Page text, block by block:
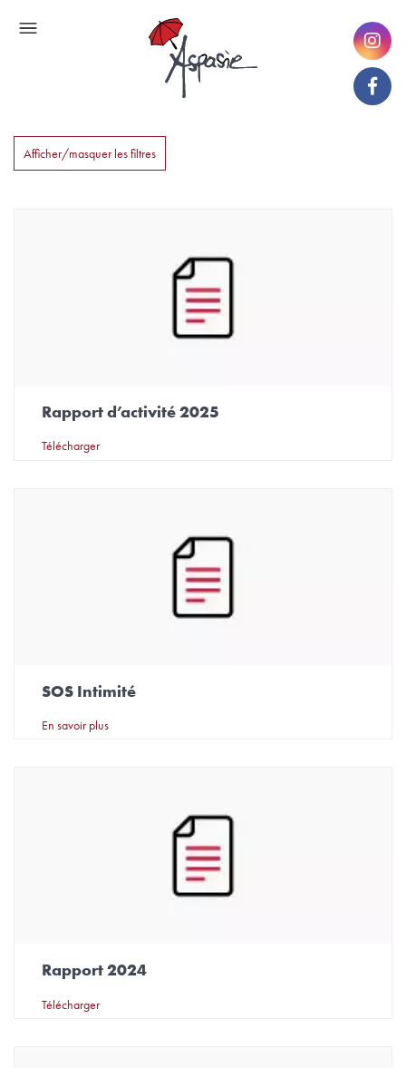
Afficher/masquer les filtres
Rapport d’activité 2025
Télécharger
SOS Intimité
En savoir plus
Rapport 2024
Télécharger